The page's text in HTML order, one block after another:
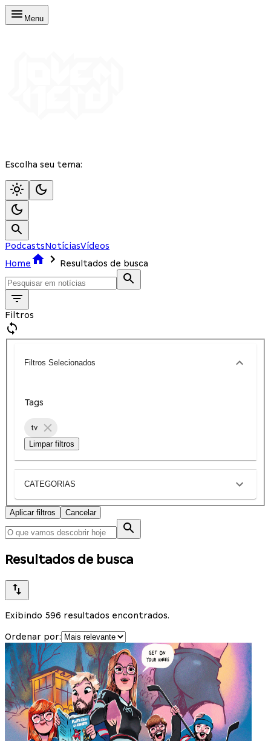
Menu
Escolha seu tema:
PodcastsNotíciasVídeos
Home
Resultados de busca
Filtros
Filtros Selecionados
Tags
tv
Limpar filtros
CATEGORIAS
Aplicar filtros Cancelar
Resultados de busca
Exibindo 596 resultados encontrados.
Ordenar por: